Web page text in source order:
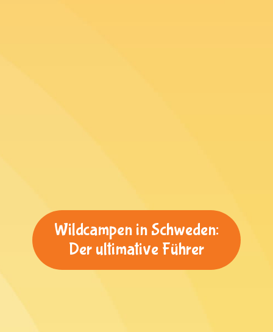
Wildcampen in Schweden:
Der ultimative Führer